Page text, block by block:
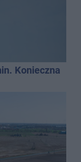
Konieczna